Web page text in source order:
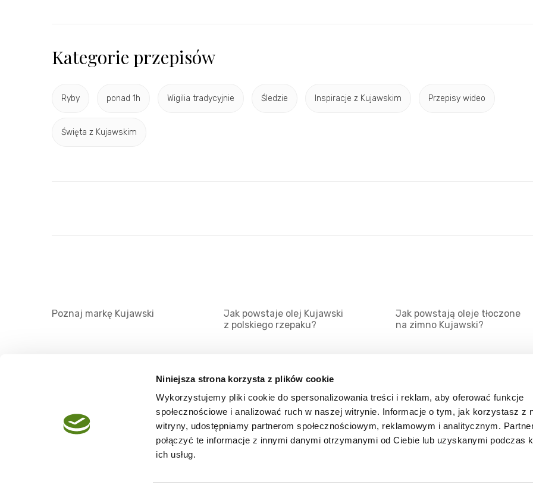
Niniejsza strona korzysta z plików cookie
Wykorzystujemy pliki cookie do spersonalizowania treści i reklam, aby oferować funkcje
społecznościowe i analizować ruch w naszej witrynie. Informacje o tym, jak korzystasz z
witryny, udostępniamy partnerom społecznościowym, reklamowym i analitycznym.
połączyć te informacje z innymi danymi otrzymanymi od Ciebie lub uzyskanymi podczas
ich usług.
Kategorie przepisów
Ryby ponad 1h Wigilia tradycyjnie Śledzie Inspiracje z Kujawskim Przepisy wideo
Święta z Kujawskim
Poznaj markę Kujawski
Jak powstaje olej Kujawski
z polskiego rzepaku?
Jak powstają oleje tłoczone
na zimno Kujawski?
Regulamin
Mapa serwisu
Kanały RSS
Porady